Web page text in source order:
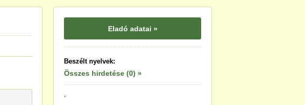
Eladó adatai »
Beszélt nyelvek:
Összes hirdetése (0) »
,